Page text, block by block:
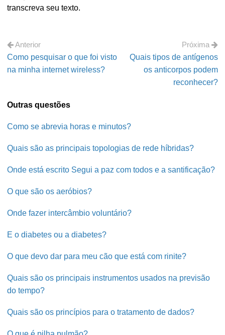
transcreva seu texto.
Anterior
Como pesquisar o que foi visto
na minha internet wireless?
Próxima
Quais tipos de antígenos
os anticorpos podem
reconhecer?
Outras questões
Como se abrevia horas e minutos?
Quais são as principais topologias de rede híbridas?
Onde está escrito Segui a paz com todos e a santificação?
O que são os aeróbios?
Onde fazer intercâmbio voluntário?
E o diabetes ou a diabetes?
O que devo dar para meu cão que está com rinite?
Quais são os principais instrumentos usados na previsão
do tempo?
Quais são os princípios para o tratamento de dados?